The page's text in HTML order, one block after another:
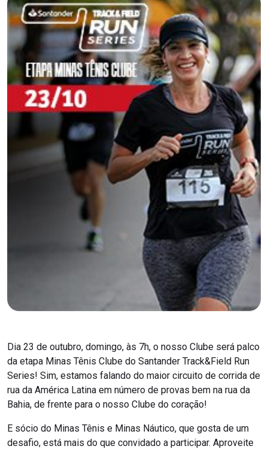
Dia 23 de outubro, domingo, às 7h, o nosso Clube será palco
da etapa Minas Tênis Clube do Santander Track&Field Run
Series! Sim, estamos falando do maior circuito de corrida de
rua da América Latina em número de provas bem na rua da
Bahia, de frente para o nosso Clube do coração!
E sócio do Minas Tênis e Minas Náutico, que gosta de um
desafio, está mais do que convidado a participar. Aproveite